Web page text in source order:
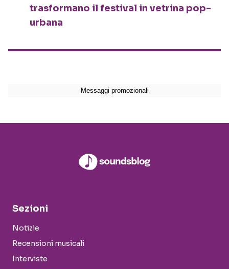
trasformano il festival in vetrina pop-
urbana
Sezioni
Notizie
Recensioni musicali
Interviste